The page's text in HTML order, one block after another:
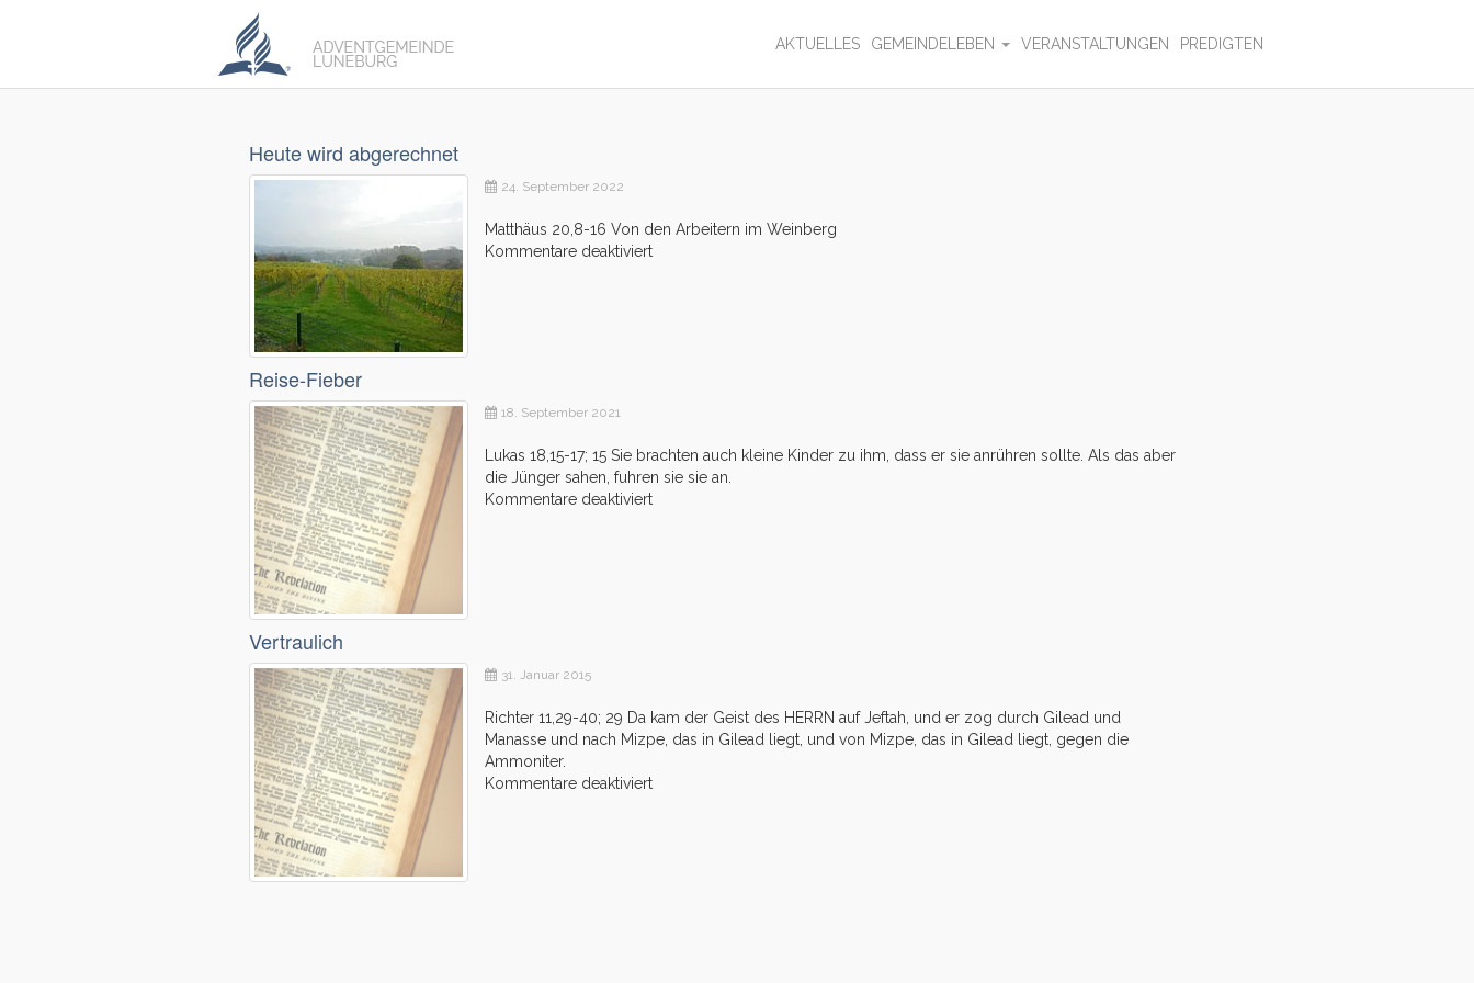
AKTUELLES GEMEINDELEBEN VERANSTALTUNGEN PREDIGTEN
Heute wird abgerechnet
24. September 2022
Matthäus 20,8-16 Von den Arbeitern im Weinberg
Kommentare deaktiviertfür
Reise-Fieber
18. September 2021
Lukas 18,15-17; 15 Sie brachten auch kleine Kinder zu ihm, dass er sie anrühren sollte. Als das aber
die Jünger sahen, fuhren sie sie an.
Kommentare deaktiviertfür
Vertraulich
31. Januar 2015
Richter 11,29-40; 29 Da kam der Geist des HERRN auf Jeftah, und er zog durch Gilead und
Manasse und nach Mizpe, das in Gilead liegt, und von Mizpe, das in Gilead liegt, gegen die
Ammoniter.
Kommentare deaktiviertfür